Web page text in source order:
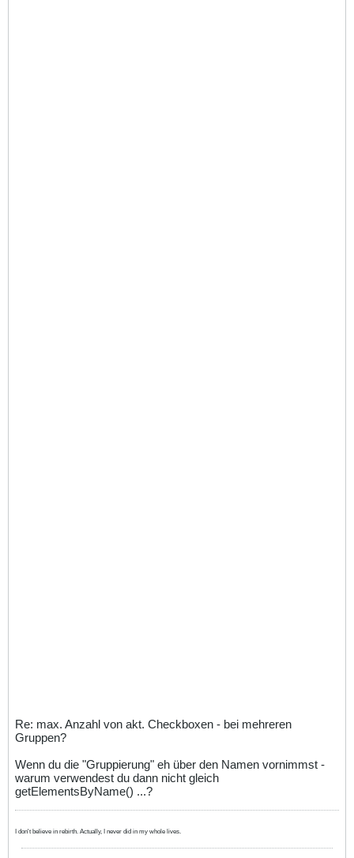
Re: max. Anzahl von akt. Checkboxen - bei mehreren
Gruppen?
Wenn du die "Gruppierung" eh über den Namen vornimmst -
warum verwendest du dann nicht gleich
getElementsByName() ...?
I don't believe in rebirth. Actually, I never did in my whole lives.